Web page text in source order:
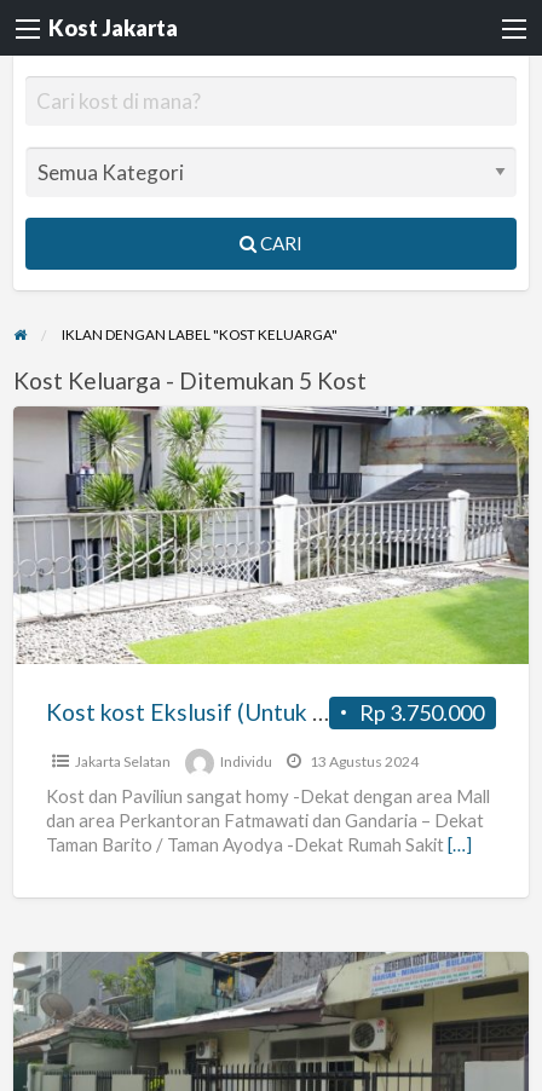
Kost Jakarta
CARI
IKLAN DENGAN LABEL "KOST KELUARGA"
Kost Keluarga - Ditemukan 5 Kost
Kost
kost
Ekslusif
(Untuk
Karyawan)
Rp 3.750.000
Kost kost Ekslusif (Untuk Karyawan)
Jakarta Selatan Individu 13 Agustus 2024
Kost dan Paviliun sangat homy -Dekat dengan area Mall
dan area Perkantoran Fatmawati dan Gandaria – Dekat
Taman Barito / Taman Ayodya -Dekat Rumah Sakit[…]
Kost
Keluarga
Pasien